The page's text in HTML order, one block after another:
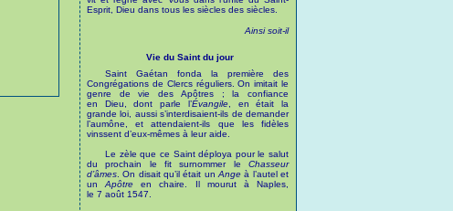
Esprit, Dieu dans tous les siècles des siècles.
Ainsi soit-il
Vie du Saint du jour
Saint Gaétan fonda la première des
Congrégations de Clercs réguliers. On imitait le
genre de vie des Apôtres ; la confiance
en Dieu, dont parle l’Évangile, en était la
grande loi, aussi s’interdisaient-ils de demander
l’aumône, et attendaient-ils que les fidèles
vinssent d’eux-mêmes à leur aide.
Le zèle que ce Saint déploya pour le salut
du prochain le fit surnommer le Chasseur
d’âmes. On disait qu’il était unAnge à l’autel et
unApôtre en chaire. Il mourut à Naples,
le 7 août 1547.